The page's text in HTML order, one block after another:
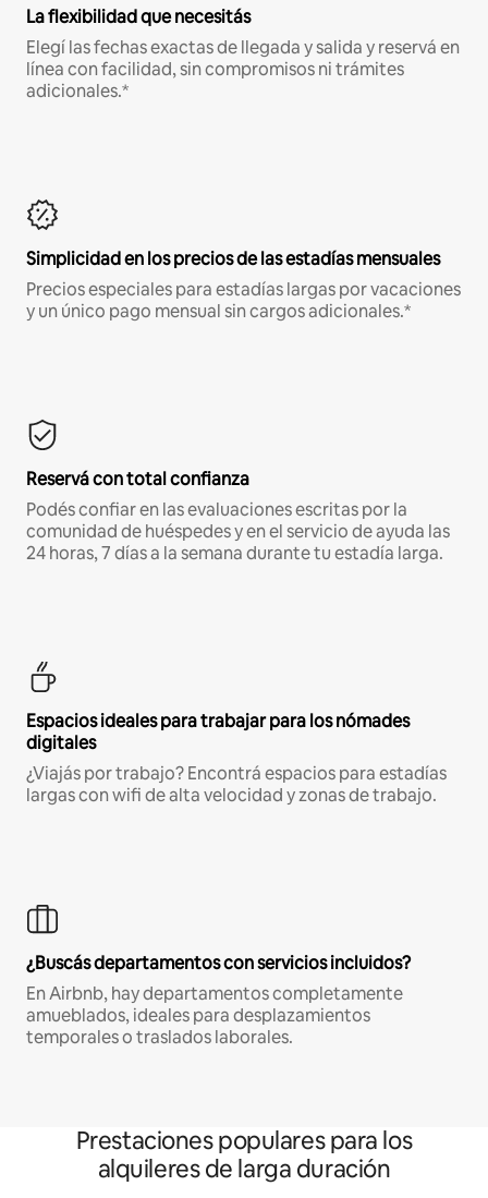
La flexibilidad que necesitás
Elegí las fechas exactas de llegada y salida y reservá en
línea con facilidad, sin compromisos ni trámites
adicionales.*
Simplicidad en los precios de las estadías mensuales
Precios especiales para estadías largas por vacaciones
y un único pago mensual sin cargos adicionales.*
Reservá con total confianza
Podés confiar en las evaluaciones escritas por la
comunidad de huéspedes y en el servicio de ayuda las
24 horas, 7 días a la semana durante tu estadía larga.
Espacios ideales para trabajar para los nómades
digitales
¿Viajás por trabajo? Encontrá espacios para estadías
largas con wifi de alta velocidad y zonas de trabajo.
¿Buscás departamentos con servicios incluidos?
En Airbnb, hay departamentos completamente
amueblados, ideales para desplazamientos
temporales o traslados laborales.
Prestaciones populares para los
alquileres de larga duración